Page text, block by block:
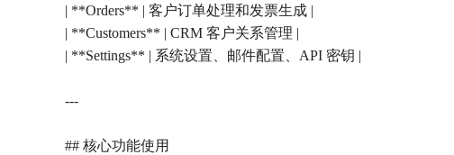
| **Orders** | 客户订单处理和发票生成 |
| **Customers** | CRM 客户关系管理 |
| **Settings** | 系统设置、邮件配置、API 密钥 |
---
## 核心功能使用